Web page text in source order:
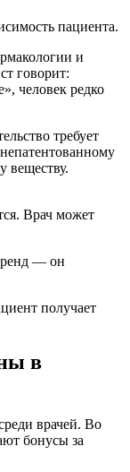
пациента.
и
говорит:
человек редко
требует
веществу.
Врач может
— он
получает
в
врачей. Во
бонусы за